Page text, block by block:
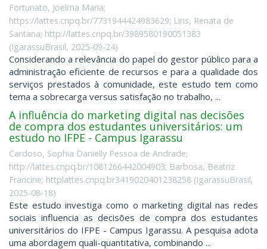
Fortunato, Joelma Maria;
https://lattes.cnpq.br/7731944424983629; Lins, Renata de
Santana; http://lattes.cnpq.br/3989580190051383
(IgarassuBrasil, 2025-09-24)
Considerando a relevância do papel do gestor público para a
administração eficiente de recursos e para a qualidade dos
serviços prestados à comunidade, este estudo tem como
tema a sobrecarga versus satisfação no trabalho, ...
A influência do marketing digital nas decisões
de compra dos estudantes universitários: um
estudo no IFPE - Campus Igarassu
Cardoso, Sophia Danielly Pessoa de Andrade;
http://lattes.cnpq.br/1081266442004903; Barbosa, Beatriz
Francine; httplattes.cnpq.br3419020401238258 (IgarassuBrasil,
2025-08-18)
Este estudo investiga como o marketing digital nas redes
sociais influencia as decisões de compra dos estudantes
universitários do IFPE - Campus Igarassu. A pesquisa adota
uma abordagem quali-quantitativa, combinando ...